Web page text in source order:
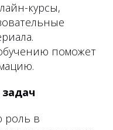
курсы,
поможет
роль в